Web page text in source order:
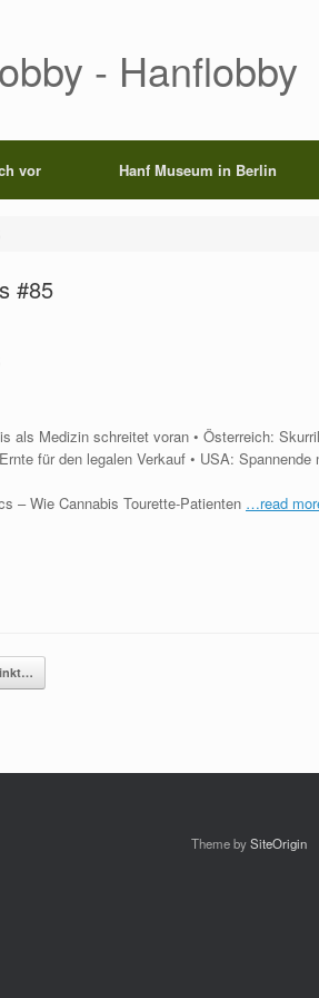
- Hanflobby
vor Hanf Museum in Berlin
#85
als Medizin schreitet voran • Österreich:
für den legalen Verkauf • USA:
– Wie Cannabis Tourette-Patienten …read
Theme bySiteOrigin